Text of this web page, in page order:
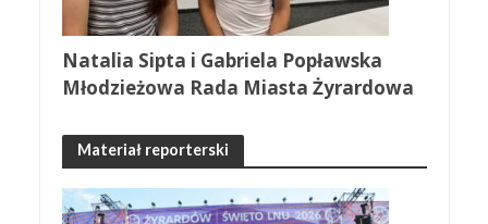
Natalia Sipta i Gabriela Popławska
Młodzieżowa Rada Miasta Żyrardowa
Materiał reporterski